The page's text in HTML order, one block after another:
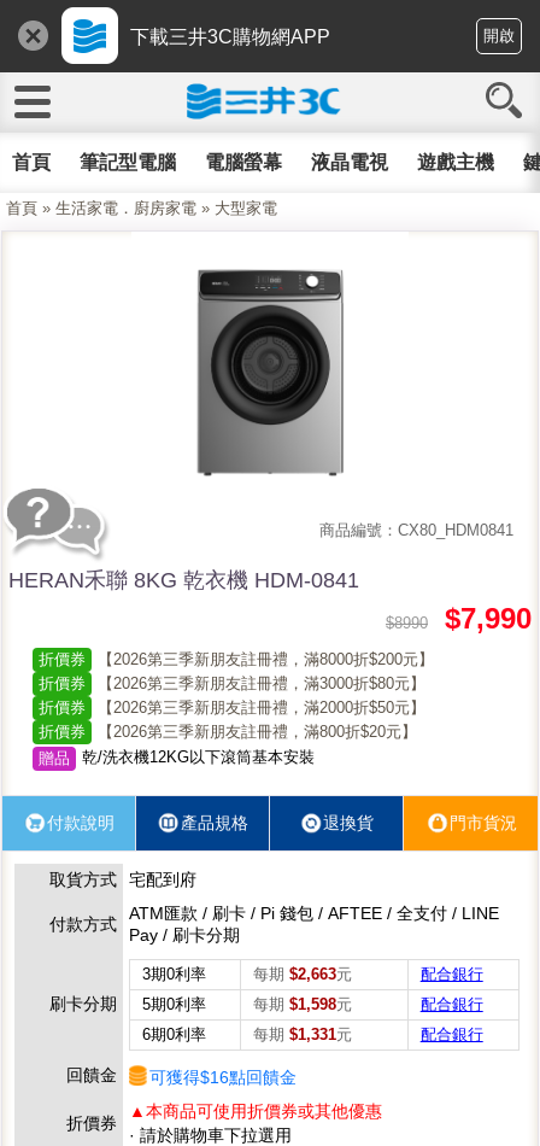
下載三井3C購物網APP 開啟
首頁 筆記型電腦 電腦螢幕 液晶電視 遊戲主機
首頁 » 生活家電．廚房家電 » 大型家電
商品編號：CX80_HDM0841
HERAN禾聯 8KG 乾衣機 HDM-0841
$8990 $7,990
折價券
【2026第三季新朋友註冊禮，滿8000折$200元】
折價券
【2026第三季新朋友註冊禮，滿3000折$80元】
折價券
【2026第三季新朋友註冊禮，滿2000折$50元】
折價券
【2026第三季新朋友註冊禮，滿800折$20元】
贈品
乾/洗衣機12KG以下滾筒基本安裝
付款說明 產品規格 退換貨 門市貨況
取貨方式 宅配到府
付款方式
ATM匯款 / 刷卡 / Pi 錢包 / AFTEE / 全支付 / LINE
Pay / 刷卡分期
刷卡分期
3期0利率 每期 $2,663元
配合銀行
5期0利率
每期 $1,598元
配合銀行
6期0利率
每期 $1,331元 配合銀行
回饋金 可獲得$16點回饋金
折價券
▲本商品可使用折價券或其他優惠
· 請於購物車下拉選用